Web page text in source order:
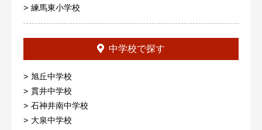
練馬東小学校
中学校で探す
旭丘中学校
貫井中学校
石神井南中学校
大泉中学校